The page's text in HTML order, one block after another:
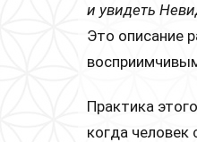
и увидеть
Это описание
Практика
когда человек